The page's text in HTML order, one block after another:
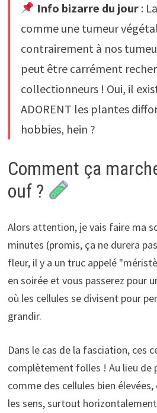
Info bizarre du jour:
comme une tumeur
contrairement à nos
peut être carrément
collectionneurs ! Oui, il
ADORENT les plantes
hobbies, hein ?
Comment ça
ouf ?
Alors attention, je vais faire ma
minutes (promis, ça ne durera
fleur, il y a un truc appelé
en soirée et vous passerez pour
où les cellules se divisent pour
grandir.
Dans le cas de la fasciation, ces
complètement folles ! Au lieu de
comme des cellules bien
les sens, surtout